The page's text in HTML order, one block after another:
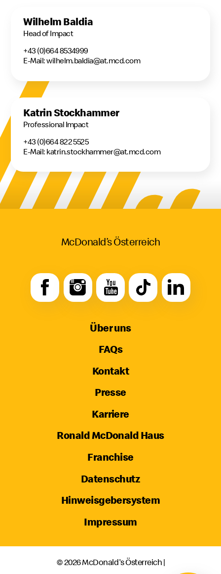
Wilhelm Baldia
Head of Impact
+43 (0)664 8534999
E-Mail: wilhelm.baldia@at.mcd.com
Katrin Stockhammer
Professional Impact
+43 (0)664 822 5525
E-Mail: katrin.stockhammer@at.mcd.com
McDonald’s Österreich
Über uns
FAQs
Kontakt
Presse
Karriere
Ronald McDonald Haus
Franchise
Datenschutz
Hinweisgebersystem
Impressum
© 2026 McDonald's Österreich |